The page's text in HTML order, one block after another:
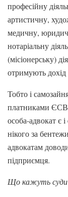
професійну
артистичну,
медичну,
нотаріальну
(місіонерську)
отримують дохід
Тобто і
платниками
особа-адвокат є
нікого за
адвокатам
підприємця.
Що кажуть